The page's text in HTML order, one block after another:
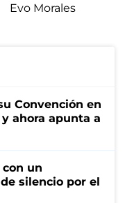
Evo Morales
Convención en
ahora apunta a
con un
silencio por el